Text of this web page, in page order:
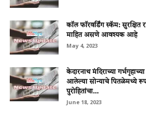
कॉल फॉरवर्डिंग स्कॅम: सुरक्षित
माहित असणे आवश्यक आहे
May 4, 2023
केदारनाथ मंदिराच्या
आलेल्या सोन्याचे पितळेमध्ये
पुरोहितांचा...
June 18, 2023